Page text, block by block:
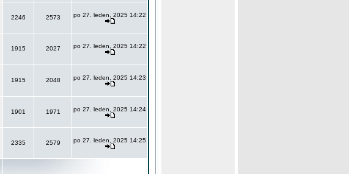
2246 2573 po 27. leden, 2025 14:22
1915 2027 po 27. leden, 2025 14:22
1915 2048 po 27. leden, 2025 14:23
1901 1971 po 27. leden, 2025 14:24
2335 2579 po 27. leden, 2025 14:25